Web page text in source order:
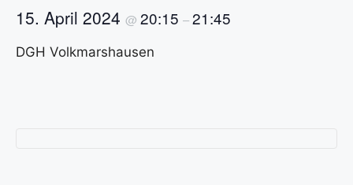
15. April 2024 @ 20:15 –21:45
DGH Volkmarshausen